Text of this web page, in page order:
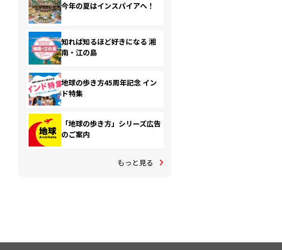
今年の夏はインスパイアへ！
知れば知るほど好きになる 湘
南・江の島
地球の歩き方45周年記念 イン
ド特集
「地球の歩き方」シリーズ広告
のご案内
もっと見る